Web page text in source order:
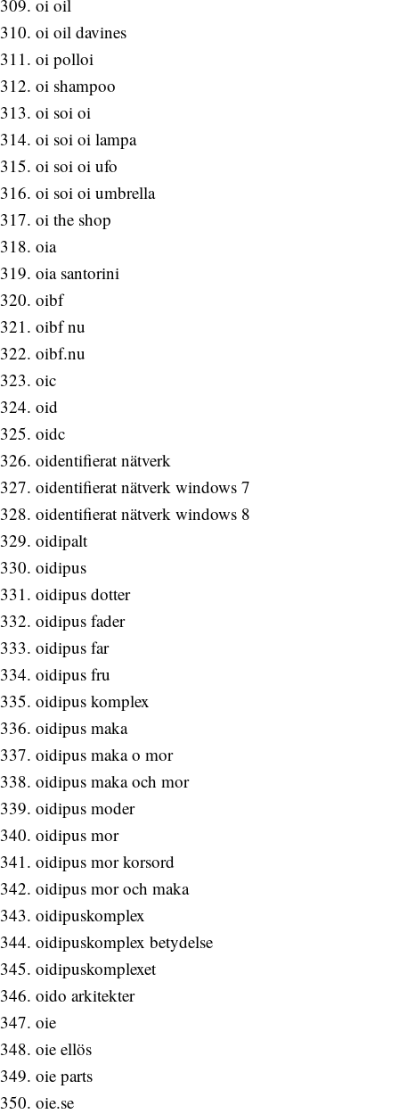
oi oil
oi oil davines
oi polloi
oi shampoo
oi soi oi
oi soi oi lampa
oi soi oi ufo
oi soi oi umbrella
oi the shop
oia
oia santorini
oibf
oibf nu
oibf.nu
oic
oid
oidc
oidentifierat nätverk
oidentifierat nätverk windows 7
oidentifierat nätverk windows 8
oidipalt
oidipus
oidipus dotter
oidipus fader
oidipus far
oidipus fru
oidipus komplex
oidipus maka
oidipus maka o mor
oidipus maka och mor
oidipus moder
oidipus mor
oidipus mor korsord
oidipus mor och maka
oidipuskomplex
oidipuskomplex betydelse
oidipuskomplexet
oido arkitekter
oie
oie ellös
oie parts
oie.se